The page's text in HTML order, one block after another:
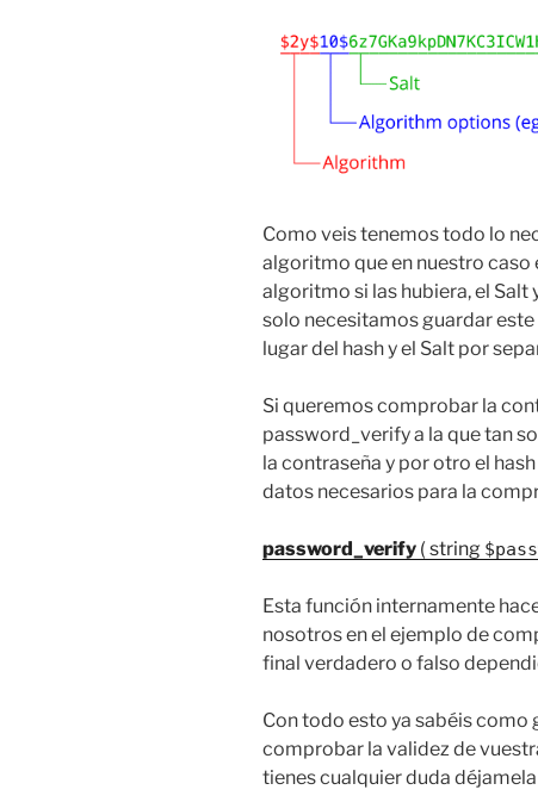
Como veis tenemos todo lo
algoritmo que en nuestro caso
algoritmo si las hubiera, el Salt
solo necesitamos guardar
lugar del hash y el Salt por
Si queremos comprobar la
password_verify a la que tan
la contraseña y por otro el
datos necesarios para la
password_verify ( string
Esta función internamente
nosotros en el ejemplo de
final verdadero o falso
Con todo esto ya sabéis como
comprobar la validez de
tienes cualquier duda